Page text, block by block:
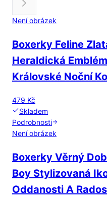
Není obrázek
Boxerky Feline
Heraldická
Královské Noční
479 Kč
Skladem
Podrobnosti
Není obrázek
Boxerky Věrný
Boy Stylizovaná
Oddanosti A